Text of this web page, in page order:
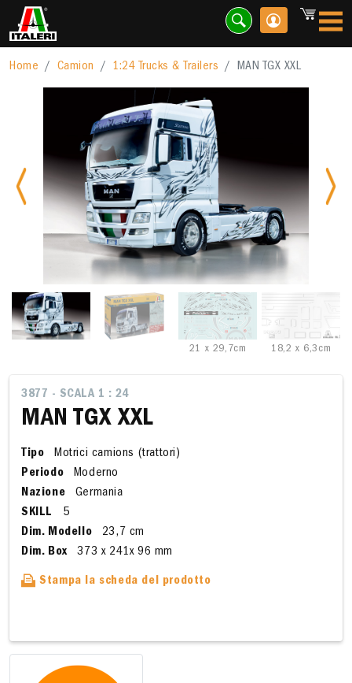
Home Camion 1:24 Trucks & Trailers MAN TGX XXL
Previous
21 x 29,7cm 18,2 x 6,3cm
3877 - SCALA 1 : 24
MAN TGX XXL
Tipo
Motrici camions (trattori)
Periodo
Moderno
Nazione
Germania
SKILL
5
Dim. Modello
23,7 cm
Dim. Box
373 x 241x 96 mm
Stampa la scheda del prodotto